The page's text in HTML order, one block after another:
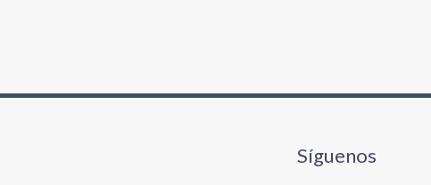
Síguenos